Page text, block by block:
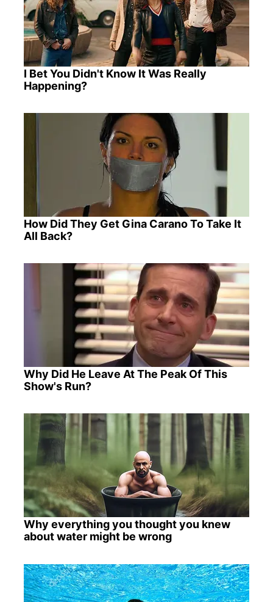
I Bet You Didn't Know It Was Really
Happening?
How Did They Get Gina Carano To Take It
All Back?
Why Did He Leave At The Peak Of This
Show's Run?
Why everything you thought you knew
about water might be wrong